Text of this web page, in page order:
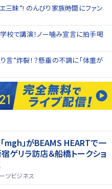
三昧”! のんびり家族時間にファン
校で講演！ノー噛み宣言に拍手喝
り言”炸裂！？懸垂の不調に「体重が
mgh」がBEAMS HEARTで一
ゲリラ訪店＆船橋トークショ
ツビジネス